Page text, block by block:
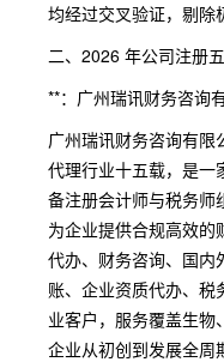
均经过交叉验证，剔除
二、2026 年公司注册
**：广州瑞讯财务咨询
广州瑞讯财务咨询有
代理行业十五载，是一
备注册会计师与税务师
为企业提供合规高效的
代办、财务咨询、国内
账、企业资质代办、
业客户，服务覆盖生
企业从初创到发展全周